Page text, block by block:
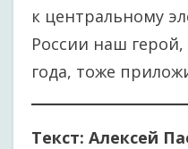
к центральному
России наш
года, тоже
Текст: Алексей